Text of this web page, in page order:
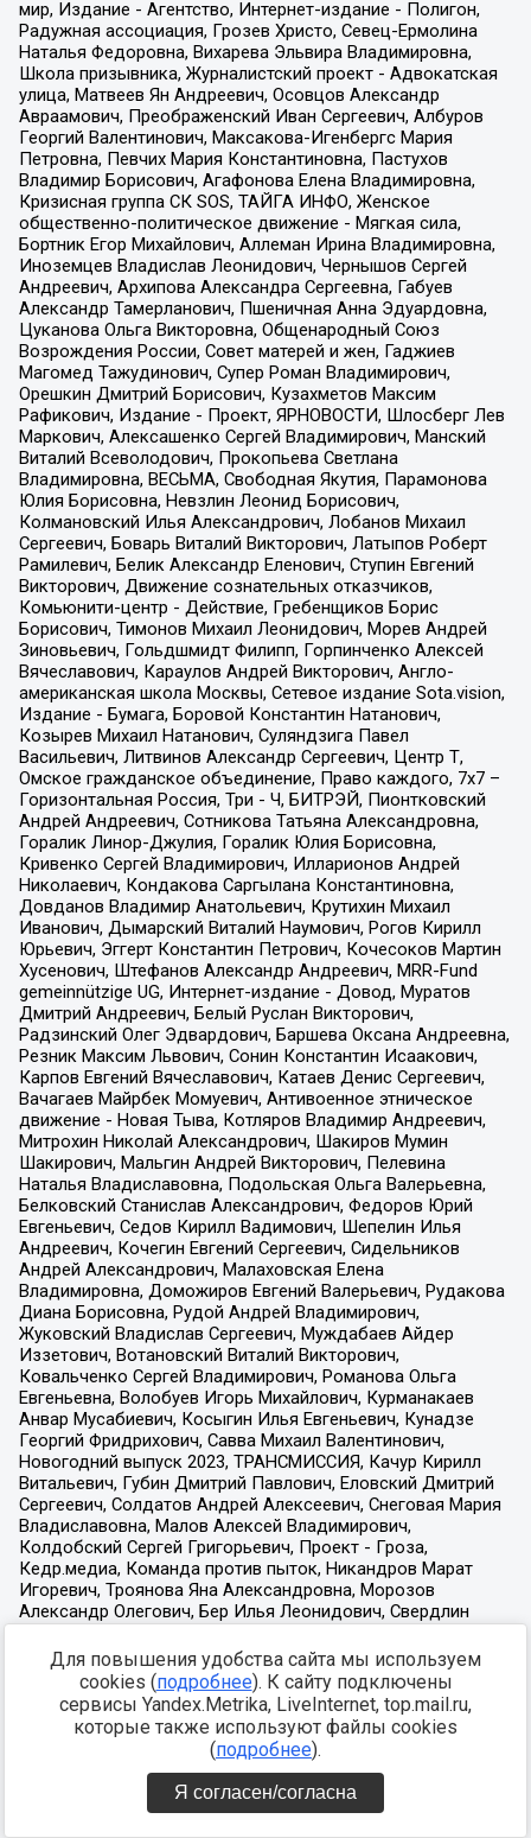
Для повышения удобства сайта мы используем
cookies (подробнее). К сайту подключены
сервисы Yandex.Metrika, LiveInternet, top.mail.ru,
которые также используют файлы cookies
(подробнее).
Я согласен/согласна